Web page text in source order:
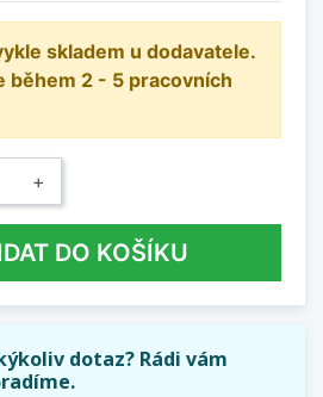
skladem u dodavatele.
během 2 - 5 pracovních
+
DO KOŠÍKU
dotaz? Rádi vám